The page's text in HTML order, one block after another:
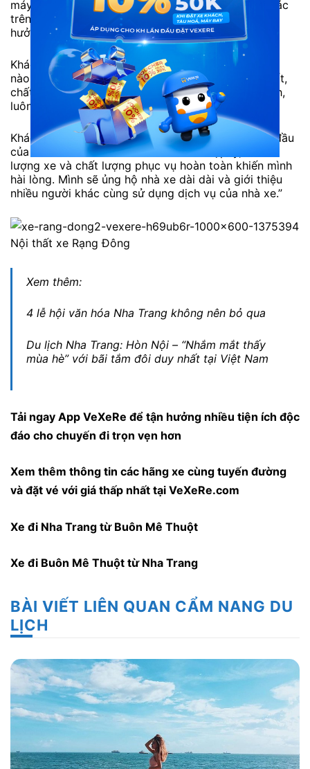
máy lạnh, wifi mạnh, không có mùi. Các tiện ích khác
trên xe rất đầy đủ và có thể giúp hành khách tận
hưởng cảm giác như ở nhà.”
Khách hàng H.Hoa: “Mình đi xe này nhiều lần và lần
nào cũng hoàn toàn hài lòng. Chất lượng dịch vụ tốt,
chất lượng xe an toàn, hiện đại. Nhân viên nhiệt tình,
luôn sẵn sàng giúp đỡ hành khách bất cứ khi nào.”
Khách hàng K.Ly: “Xe Rạng Đông là lựa chọn hàng đầu
của mình mỗi lần đi xe khách. Giá vé hợp lý, chất
lượng xe và chất lượng phục vụ hoàn toàn khiến mình
hài lòng. Mình sẽ ủng hộ nhà xe dài dài và giới thiệu
nhiều người khác cùng sử dụng dịch vụ của nhà xe.”
Nội thất xe Rạng Đông
Xem thêm:
4 lễ hội văn hóa Nha Trang không nên bỏ qua
Du lịch Nha Trang: Hòn Nội – “Nhắm mắt thấy
mùa hè” với bãi tắm đôi duy nhất tại Việt Nam
Tải ngay App VeXeRe để tận hưởng nhiều tiện ích độc
đáo cho chuyến đi trọn vẹn hơn
Xem thêm thông tin các hãng xe cùng tuyến đường
và đặt vé với giá thấp nhất tại VeXeRe.com
Xe đi Nha Trang từ Buôn Mê Thuột
Xe đi Buôn Mê Thuột từ Nha Trang
BÀI VIẾT LIÊN QUAN CẨM NANG DU
LỊCH